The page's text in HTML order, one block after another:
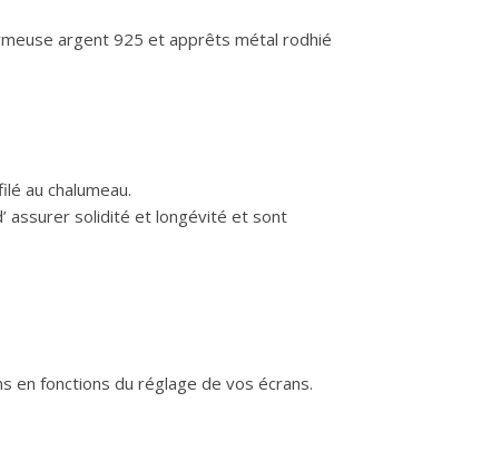
argent 925 et apprêts métal rodhié
au chalumeau.
assurer solidité et longévité et sont
en fonctions du réglage de vos écrans.